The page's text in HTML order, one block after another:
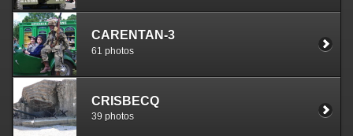
CARENTAN-3
61 photos
CRISBECQ
39 photos